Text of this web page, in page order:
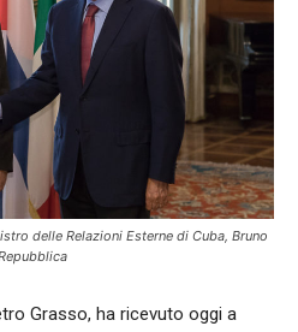
delle Relazioni Esterne di Cuba, Bruno
Grasso, ha ricevuto oggi a